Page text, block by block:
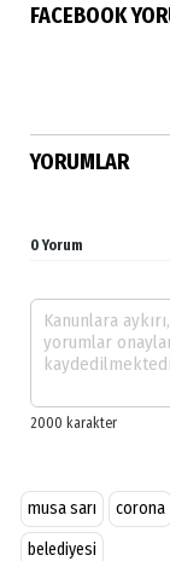
FACEBOOK
YORUMLAR
0 Yorum
musa sarı corona
belediyesi